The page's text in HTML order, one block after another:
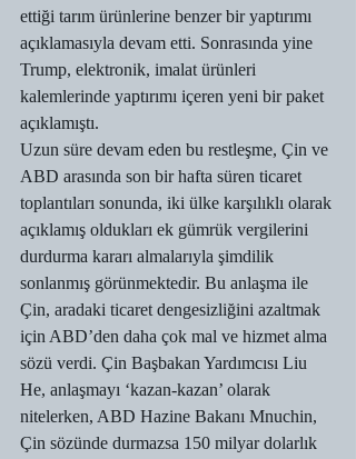
ettiği tarım ürünlerine benzer bir yaptırımı
açıklamasıyla devam etti. Sonrasında yine
Trump, elektronik, imalat ürünleri
kalemlerinde yaptırımı içeren yeni bir paket
açıklamıştı.
Uzun süre devam eden bu restleşme, Çin ve
ABD arasında son bir hafta süren ticaret
toplantıları sonunda, iki ülke karşılıklı olarak
açıklamış oldukları ek gümrük vergilerini
durdurma kararı almalarıyla şimdilik
sonlanmış görünmektedir. Bu anlaşma ile
Çin, aradaki ticaret dengesizliğini azaltmak
için ABD’den daha çok mal ve hizmet alma
sözü verdi. Çin Başbakan Yardımcısı Liu
He, anlaşmayı ‘kazan-kazan’ olarak
nitelerken, ABD Hazine Bakanı Mnuchin,
Çin sözünde durmazsa 150 milyar dolarlık